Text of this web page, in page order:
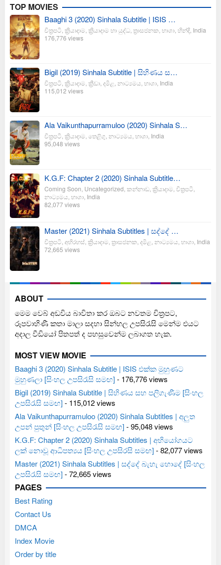
TOP MOVIES
Baaghi 3 (2020) Sinhala Subtitle | ISIS …
චිත්‍රපටි ක්‍රියාදාම ක්‍රියාදාම හා යුද්ධ ත්‍රාසජනක භාශා හින්දි India
176,776 views
Bigil (2019) Sinhala Subtitle | සිහිණය ස…
චිත්‍රපටි ක්‍රියාදාම ක්‍රීඩා දමිළ නාට්‍යමය භාශා India
115,012 views
Ala Vaikunthapurramuloo (2020) Sinhala S…
චිත්‍රපටි ක්‍රියාදාම තෙළිගු නාට්‍යමය භාශා India
95,048 views
K.G.F: Chapter 2 (2020) Sinhala Subtitle…
Coming Soon Uncategorized කන්නාඩ ක්‍රියාදාම චිත්‍රපටි
නාට්‍යමය භාශා India
82,077 views
Master (2021) Sinhala Subtitles | සද්දේ …
චිත්‍රපටි අභිරහස් ක්‍රියාදාම ත්‍රාසජනක දමිළ නාට්‍යමය භාශා India
72,665 views
ABOUT
මෙම වෙබ් අඩවිය බාවිතා කර ඔබට නවතම චිත්‍රපට,
රූපවාහිණී කතා මාලා සදහා සින්හල උපසිරැසි මෙන්ම එයට
අදාල වීඩියෝ පිතපත් ද පහසුවෙන්ම ලබාගත හැක.
MOST VIEW MOVIE
Baaghi 3 (2020) Sinhala Subtitle | ISIS එක්ක මුහුණට
මුහුණලා [සිංහල උපසිරැසි සමඟ]- 176,776 views
Bigil (2019) Sinhala Subtitle | සිහිණය සහ පලිගැණීම [සිංහල
උපසිරැසි සමඟ]- 115,012 views
Ala Vaikunthapurramuloo (2020) Sinhala Subtitles | අලුත
උපන් පුතුන් [සිංහල උපසිරැසි සමඟ]- 95,048 views
K.G.F: Chapter 2 (2020) Sinhala Subtitles | අභියෝගයට
ලක් නොවූ ආධිපත්‍යය [සිංහල උපසිරසි සමඟ]- 82,077 views
Master (2021) Sinhala Subtitles | සද්දේ බැහැ හොදේ [සිංහල
උපසිරැසි සමඟ]- 72,665 views
PAGES
Best Rating
Contact Us
DMCA
Index Movie
Order by title